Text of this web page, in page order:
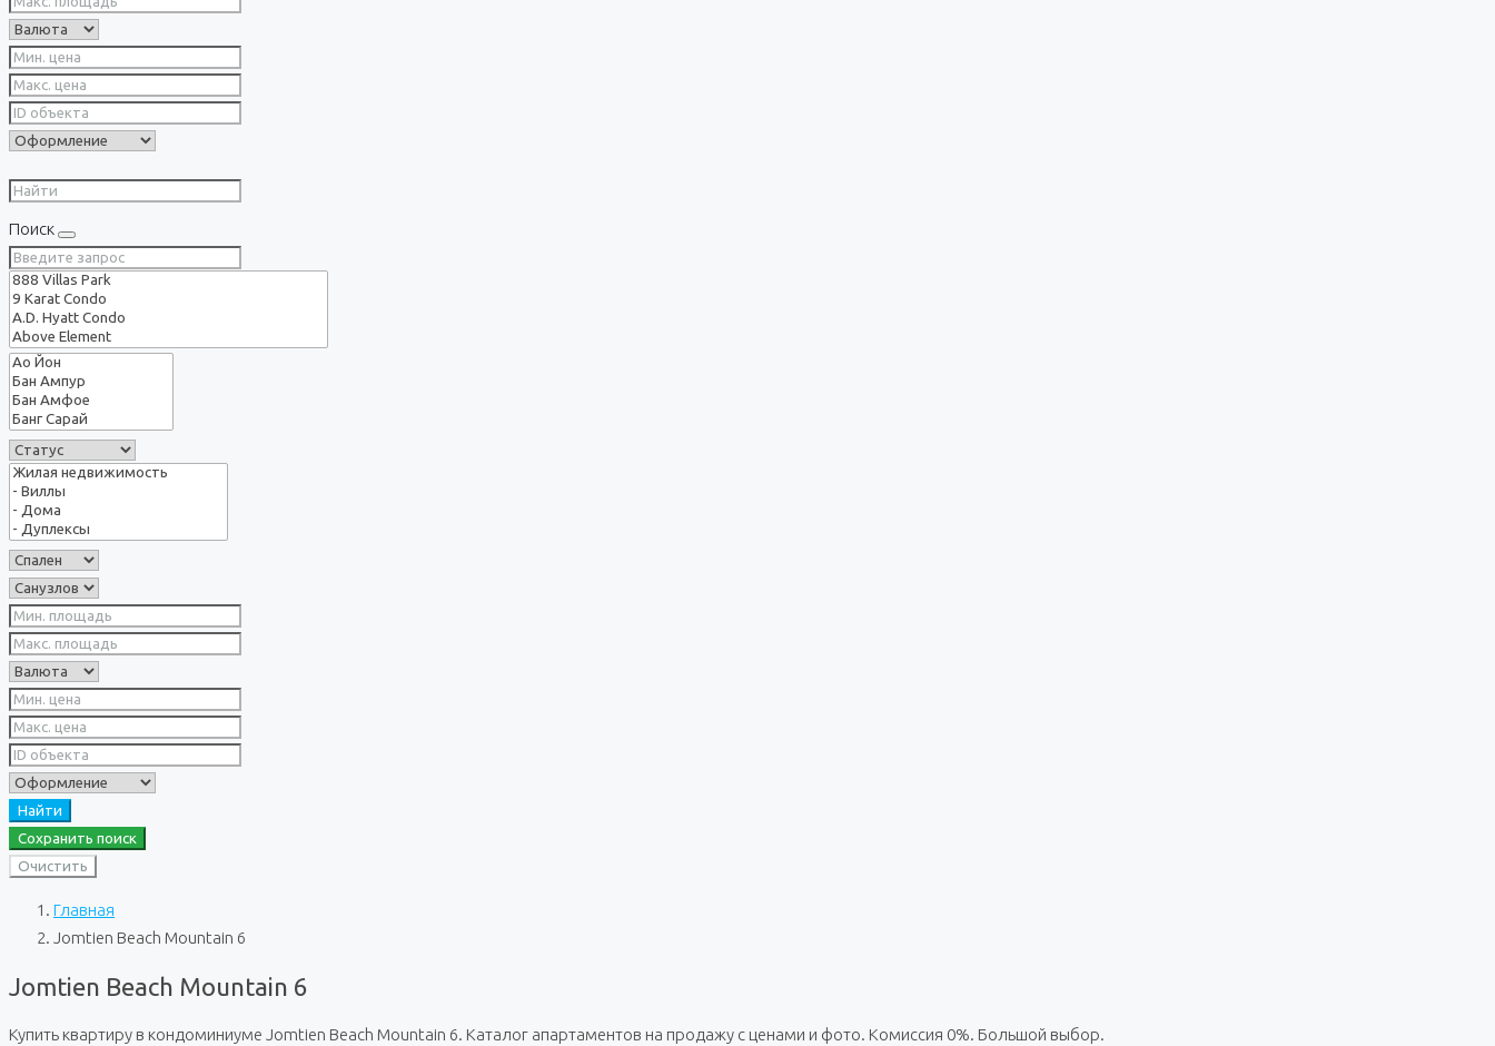
Поиск
Найти
Сохранить поиск
Очистить
Главная
Jomtien Beach Mountain 6
Jomtien Beach Mountain 6
Купить квартиру в кондоминиуме Jomtien Beach Mountain 6. Каталог апартаментов на продажу с ценами и фото. Комиссия 0%. Большой выбор.